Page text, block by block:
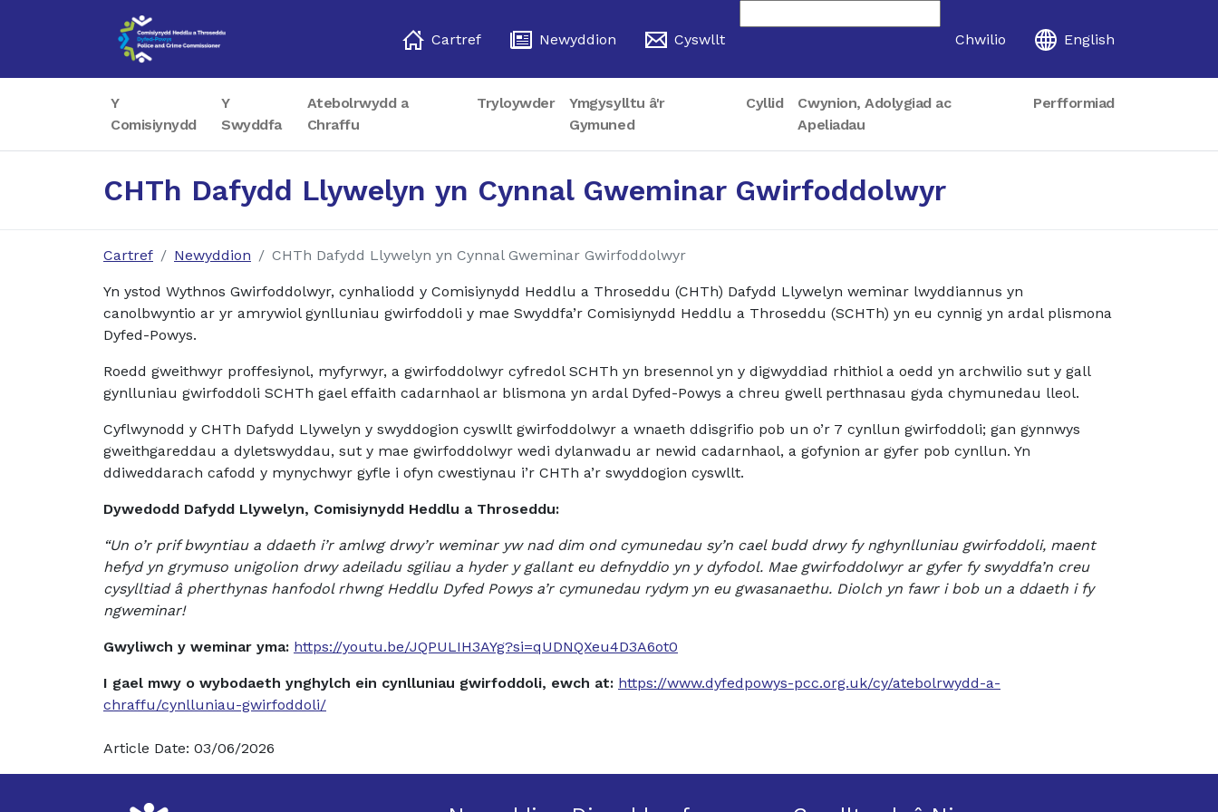
Cartref Newyddion Cyswllt Chwilio English
Y
Comisiynydd
Y
Swyddfa
Atebolrwydd a
Chraffu
Tryloywder
Ymgysylltu â'r
Gymuned
Cyllid
Cwynion, Adolygiad ac
Apeliadau
Perfformiad
CHTh Dafydd Llywelyn yn Cynnal Gweminar Gwirfoddolwyr
Cartref Newyddion CHTh Dafydd Llywelyn yn Cynnal Gweminar Gwirfoddolwyr
Yn ystod Wythnos Gwirfoddolwyr, cynhaliodd y Comisiynydd Heddlu a Throseddu (CHTh) Dafydd Llywelyn weminar lwyddiannus yn
canolbwyntio ar yr amrywiol gynlluniau gwirfoddoli y mae Swyddfa’r Comisiynydd Heddlu a Throseddu (SCHTh) yn eu cynnig yn ardal plismona
Dyfed-Powys.
Roedd gweithwyr proffesiynol, myfyrwyr, a gwirfoddolwyr cyfredol SCHTh yn bresennol yn y digwyddiad rhithiol a oedd yn archwilio sut y gall
gynlluniau gwirfoddoli SCHTh gael effaith cadarnhaol ar blismona yn ardal Dyfed-Powys a chreu gwell perthnasau gyda chymunedau lleol.
Cyflwynodd y CHTh Dafydd Llywelyn y swyddogion cyswllt gwirfoddolwyr a wnaeth ddisgrifio pob un o’r 7 cynllun gwirfoddoli; gan gynnwys
gweithgareddau a dyletswyddau, sut y mae gwirfoddolwyr wedi dylanwadu ar newid cadarnhaol, a gofynion ar gyfer pob cynllun. Yn
ddiweddarach cafodd y mynychwyr gyfle i ofyn cwestiynau i’r CHTh a’r swyddogion cyswllt.
Dywedodd Dafydd Llywelyn, Comisiynydd Heddlu a Throseddu:
“Un o’r prif bwyntiau a ddaeth i’r amlwg drwy’r weminar yw nad dim ond cymunedau sy’n cael budd drwy fy nghynlluniau gwirfoddoli, maent
hefyd yn grymuso unigolion drwy adeiladu sgiliau a hyder y gallant eu defnyddio yn y dyfodol. Mae gwirfoddolwyr ar gyfer fy swyddfa’n creu
cysylltiad â pherthynas hanfodol rhwng Heddlu Dyfed Powys a’r cymunedau rydym yn eu gwasanaethu. Diolch yn fawr i bob un a ddaeth i fy
ngweminar!
Gwyliwch y weminar yma: https://youtu.be/JQPULIH3AYg?si=qUDNQXeu4D3A6ot0
I gael mwy o wybodaeth ynghylch ein cynlluniau gwirfoddoli, ewch at: https://www.dyfedpowys-pcc.org.uk/cy/atebolrwydd-a-
chraffu/cynlluniau-gwirfoddoli/
Article Date: 03/06/2026